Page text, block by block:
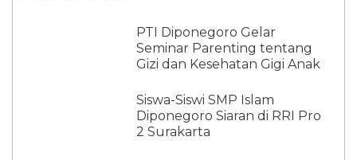
PTI Diponegoro Gelar
Seminar Parenting tentang
Gizi dan Kesehatan Gigi Anak
Siswa-Siswi SMP Islam
Diponegoro Siaran di RRI Pro
2 Surakarta